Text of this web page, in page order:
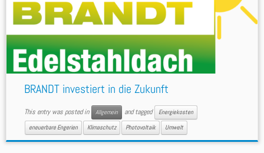
BRANDT investiert in die Zukunft
This entry was posted in Allgemein and tagged
Energiekosten
eneuerbare Engerien
Klimaschutz Photovoltaik Umwelt